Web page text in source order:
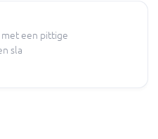
een pittige
sla